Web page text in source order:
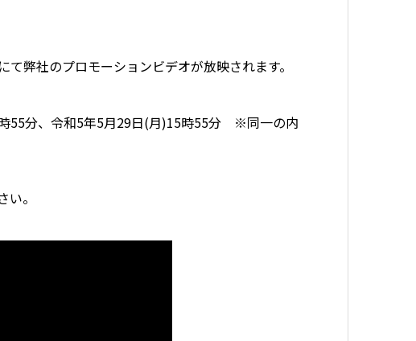
弊社のプロモーションビデオが放映されます。
55分、令和5年5月29日(月)15時55分 ※同一の内
。